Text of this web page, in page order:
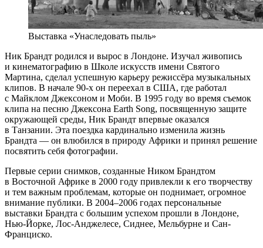
Выставка «Унаследовать пыль»
Ник Брандт родился и вырос в Лондоне. Изучал живопись
и кинематографию в Школе искусств имени Святого
Мартина, сделал успешную карьеру режиссёра музыкальных
клипов. В начале 90-х он переехал в США, где работал
с Майклом Джексоном и Моби. В 1995 году во время съемок
клипа на песню Джексона Earth Song, посвященную защите
окружающей среды, Ник Брандт впервые оказался
в Танзании. Эта поездка кардинально изменила жизнь
Брандта — он влюбился в природу Африки и принял решение
посвятить себя фотографии.
Первые серии снимков, созданные Ником Брандтом
в Восточной Африке в 2000 году привлекли к его творчеству
и тем важным проблемам, которые он поднимает, огромное
внимание публики. В 2004–2006 годах персональные
выставки Брандта с большим успехом прошли в Лондоне,
Нью-Йорке, Лос-Анджелесе, Сиднее, Мельбурне и Сан-
Франциско.